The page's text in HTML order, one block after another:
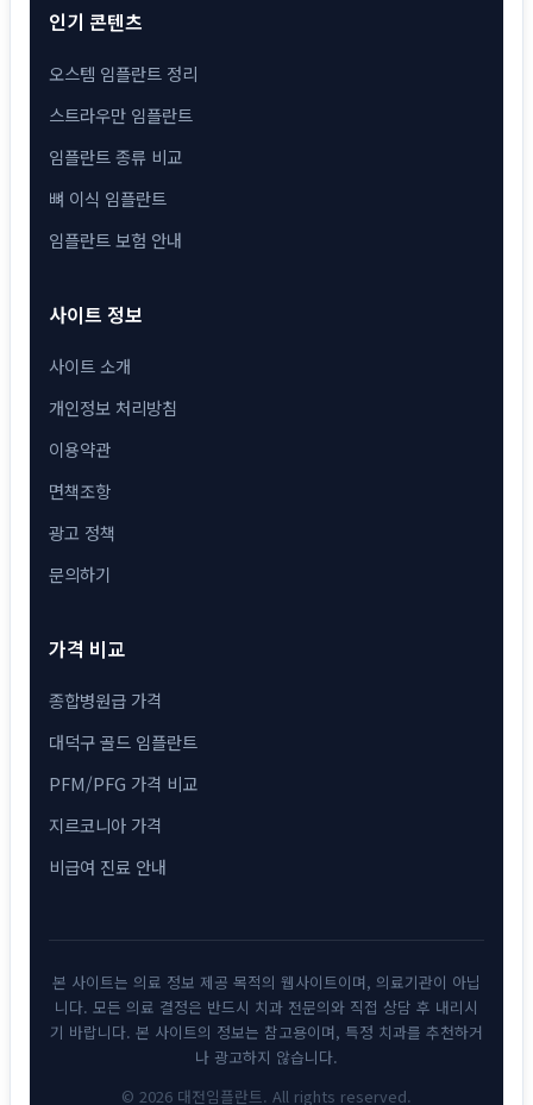
인기 콘텐츠
오스템 임플란트 정리
스트라우만 임플란트
임플란트 종류 비교
뼈 이식 임플란트
임플란트 보험 안내
사이트 정보
사이트 소개
개인정보 처리방침
이용약관
면책조항
광고 정책
문의하기
가격 비교
종합병원급 가격
대덕구 골드 임플란트
PFM/PFG 가격 비교
지르코니아 가격
비급여 진료 안내
본 사이트는 의료 정보 제공 목적의 웹사이트이며, 의료기관이 아닙
니다. 모든 의료 결정은 반드시 치과 전문의와 직접 상담 후 내리시
기 바랍니다. 본 사이트의 정보는 참고용이며, 특정 치과를 추천하거
나 광고하지 않습니다.
© 2026 대전임플란트. All rights reserved.